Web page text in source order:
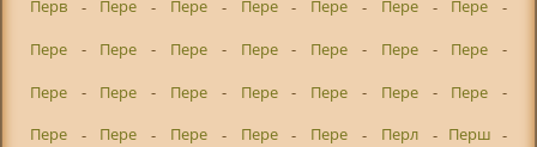
Перв
- Пере - Пере - Пере - Пере - Пере - Пере
-
Пере
- Пере - Пере - Пере - Пере - Пере - Пере
-
Пере
- Пере - Пере - Пере - Пере - Пере - Пере
-
Пере
- Пере - Пере - Пере - Пере - Перл - Перш -